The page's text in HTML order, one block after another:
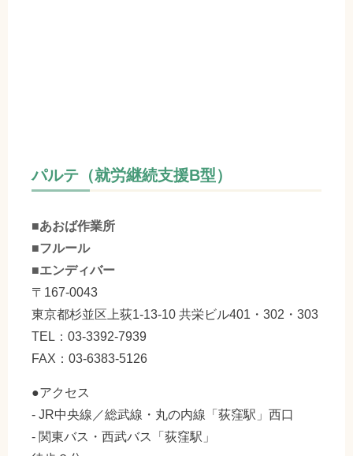
パルテ（就労継続支援B型）
■あおば作業所
■フルール
■エンディバー
〒167-0043
東京都杉並区上荻1-13-10 共栄ビル401・302・303
TEL：03-3392-7939
FAX：03-6383-5126
●アクセス
- JR中央線／総武線・丸の内線「荻窪駅」西口
- 関東バス・西武バス「荻窪駅」